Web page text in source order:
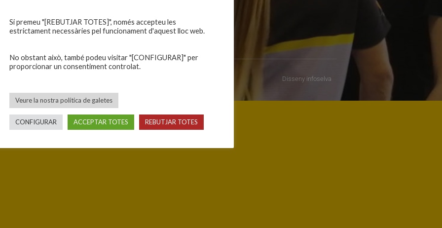
Disseny infoselva
Si premeu "[REBUTJAR TOTES]", només accepteu les
estrictament necessàries pel funcionament d'aquest lloc web.
No obstant això, també podeu visitar "[CONFIGURAR]" per
proporcionar un consentiment controlat.
Veure la nostra política de galetes
CONFIGURAR ACCEPTAR TOTES REBUTJAR TOTES